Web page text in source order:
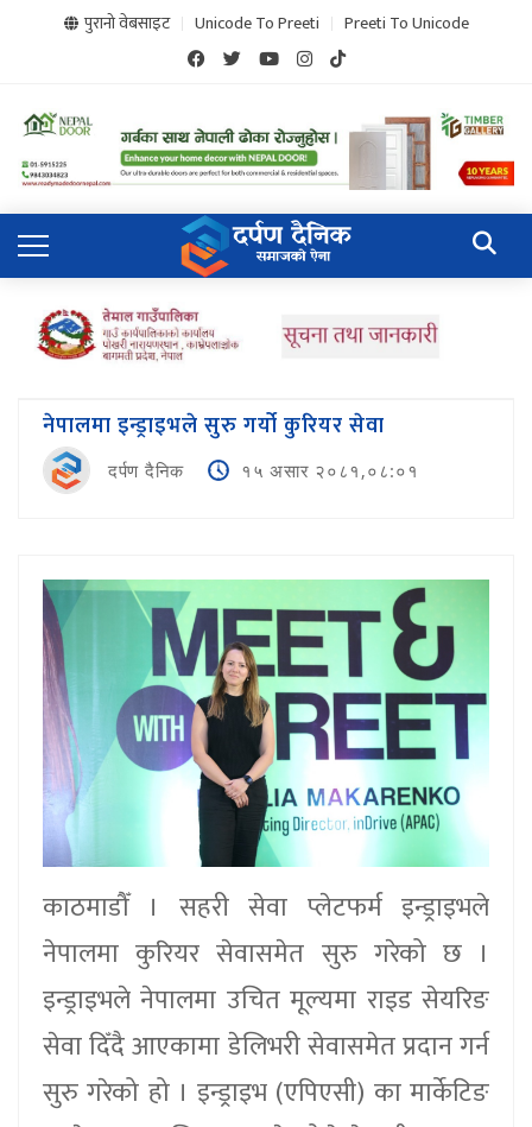
पुरानो वेबसाइट Unicode To Preeti Preeti To Unicode
नेपालमा इन्ड्राइभले सुरु गर्यो कुरियर सेवा
दर्पण दैनिक १५ असार २०८१,०८:०१
काठमाडौँ । सहरी सेवा प्लेटफर्म इन्ड्राइभले
नेपालमा कुरियर सेवासमेत सुरु गरेको छ ।
इन्ड्राइभले नेपालमा उचित मूल्यमा राइड सेयरिङ
सेवा दिँदै आएकामा डेलिभरी सेवासमेत प्रदान गर्न
सुरु गरेको हो । इन्ड्राइभ (एपिएसी) का मार्केटिङ